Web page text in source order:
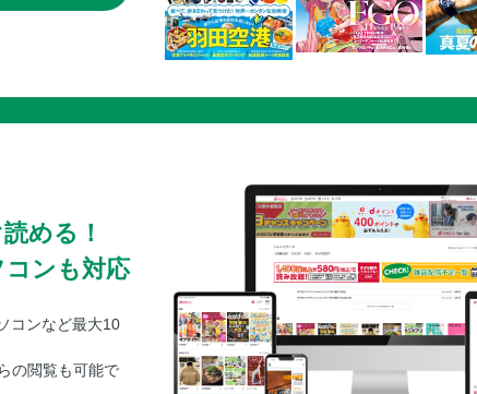
める！
ンも対応
コンなど最大10
の閲覧も可能で